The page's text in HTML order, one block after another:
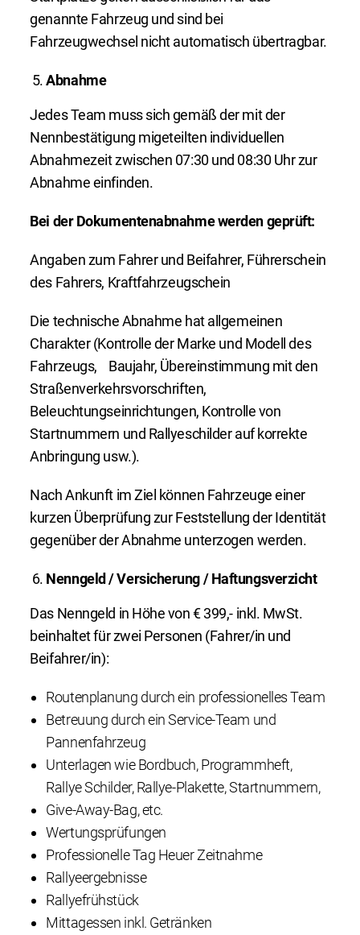
genannte Fahrzeug und sind bei
Fahrzeugwechsel nicht automatisch übertragbar.
Abnahme
Jedes Team muss sich gemäß der mit der
Nennbestätigung migeteilten individuellen
Abnahmezeit zwischen 07:30 und 08:30 Uhr zur
Abnahme einfinden.
Bei der Dokumentenabnahme werden geprüft:
Angaben zum Fahrer und Beifahrer, Führerschein
des Fahrers, Kraftfahrzeugschein
Die technische Abnahme hat allgemeinen
Charakter (Kontrolle der Marke und Modell des
Fahrzeugs, Baujahr, Übereinstimmung mit den
Straßenverkehrsvorschriften,
Beleuchtungseinrichtungen, Kontrolle von
Startnummern und Rallyeschilder auf korrekte
Anbringung usw.).
Nach Ankunft im Ziel können Fahrzeuge einer
kurzen Überprüfung zur Feststellung der Identität
gegenüber der Abnahme unterzogen werden.
Nenngeld / Versicherung / Haftungsverzicht
Das Nenngeld in Höhe von € 399,- inkl. MwSt.
beinhaltet für zwei Personen (Fahrer/in und
Beifahrer/in):
Routenplanung durch ein professionelles Team
Betreuung durch ein Service-Team und
Pannenfahrzeug
Unterlagen wie Bordbuch, Programmheft,
Rallye Schilder, Rallye-Plakette, Startnummern,
Give-Away-Bag, etc.
Wertungsprüfungen
Professionelle Tag Heuer Zeitnahme
Rallyeergebnisse
Rallyefrühstück
Mittagessen inkl. Getränken